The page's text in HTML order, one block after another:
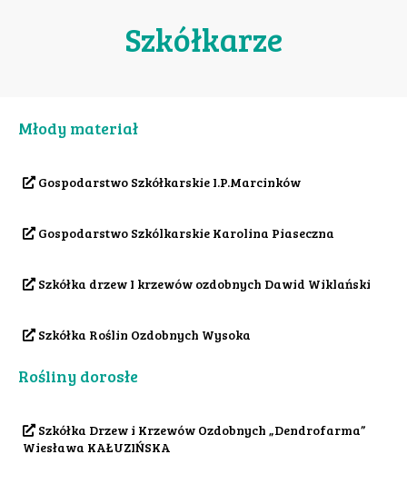
Szkółkarze
Młody materiał
Gospodarstwo Szkółkarskie I.P.Marcinków
Gospodarstwo Szkólkarskie Karolina Piaseczna
Szkółka drzew I krzewów ozdobnych Dawid Wiklański
Szkółka Roślin Ozdobnych Wysoka
Rośliny dorosłe
Szkółka Drzew i Krzewów Ozdobnych „Dendrofarma”
Wiesława KAŁUZIŃSKA